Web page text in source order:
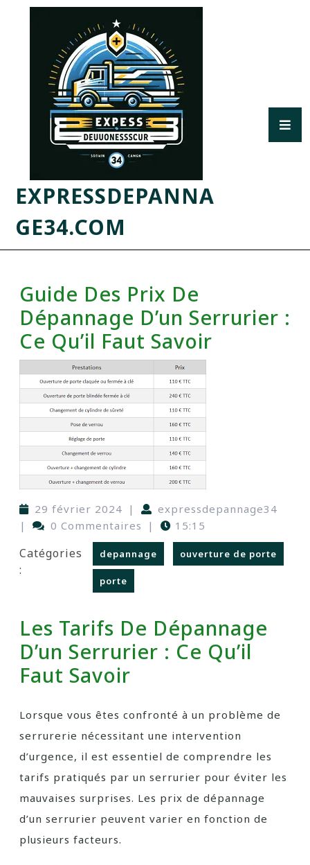
EXPRESSDEPANNA
GE34.COM
Guide Des Prix De
Dépannage D’un Serrurier :
Ce Qu’il Faut Savoir
29 février 2024 |
expressdepannage34
|
0 Commentaires | 15:15
Catégories
:
depannage ouverture de porte
porte
Les Tarifs De Dépannage
D’un Serrurier : Ce Qu’il
Faut Savoir
Lorsque vous êtes confronté à un problème de
serrurerie nécessitant une intervention
d’urgence, il est essentiel de comprendre les
tarifs pratiqués par un serrurier pour éviter les
mauvaises surprises. Les prix de dépannage
d’un serrurier peuvent varier en fonction de
plusieurs facteurs.